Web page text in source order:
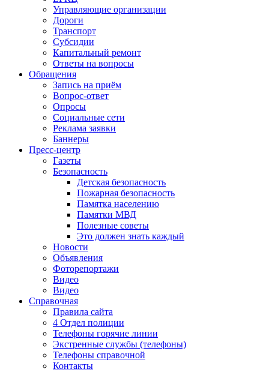
Управляющие организации
Дороги
Транспорт
Субсидии
Капитальный ремонт
Ответы на вопросы
Обращения
Запись на приём
Вопрос-ответ
Опросы
Социальные сети
Реклама заявки
Баннеры
Пресс-центр
Газеты
Безопасность
Детская безопасность
Пожарная безопасность
Памятка населению
Памятки МВД
Полезные советы
Это должен знать каждый
Новости
Объявления
Фоторепортажи
Видео
Видео
Справочная
Правила сайта
4 Отдел полиции
Телефоны горячие линии
Экстренные службы (телефоны)
Телефоны справочной
Контакты